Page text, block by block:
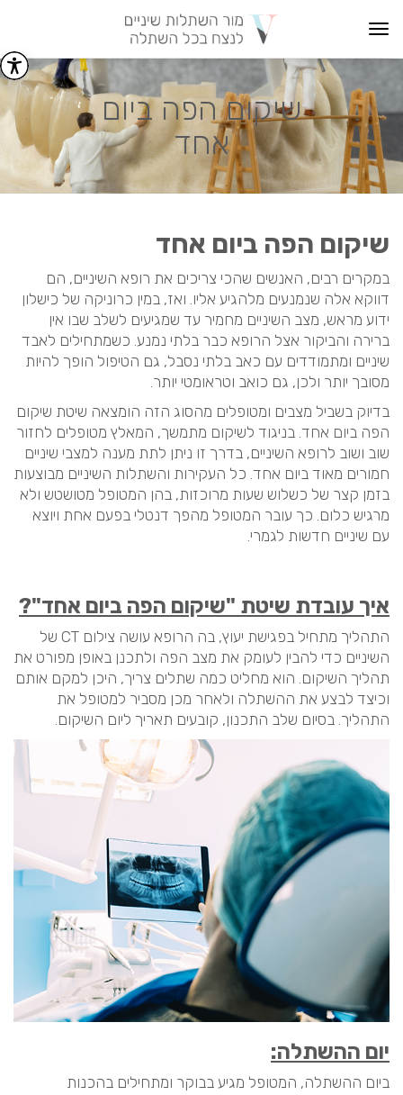
Toggle
שיקום הפה ביום
אחד
שיקום הפה ביום אחד
במקרים רבים, האנשים שהכי צריכים את רופא השיניים, הם
דווקא אלה שנמנעים מלהגיע אליו. ואז, במין כרוניקה של כישלון
ידוע מראש, מצב השיניים מחמיר עד שמגיעים לשלב שבו אין
ברירה והביקור אצל הרופא כבר בלתי נמנע. כשמתחילים לאבד
שיניים ומתמודדים עם כאב בלתי נסבל, גם הטיפול הופך להיות
מסובך יותר ולכן, גם כואב וטראומטי יותר.
בדיוק בשביל מצבים ומטופלים מהסוג הזה הומצאה שיטת שיקום
הפה ביום אחד. בניגוד לשיקום מתמשך, המאלץ מטופלים לחזור
שוב ושוב לרופא השיניים, בדרך זו ניתן לתת מענה למצבי שיניים
חמורים מאוד ביום אחד. כל העקירות והשתלות השיניים מבוצעות
בזמן קצר של כשלוש שעות מרוכזות, בהן המטופל מטושטש ולא
מרגיש כלום. כך עובר המטופל מהפך דנטלי בפעם אחת ויוצא
עם שיניים חדשות לגמרי.
איך עובדת שיטת "שיקום הפה ביום אחד"?
התהליך מתחיל בפגישת יעוץ, בה הרופא עושה צילום CT של
השיניים כדי להבין לעומק את מצב הפה ולתכנן באופן מפורט את
תהליך השיקום. הוא מחליט כמה שתלים צריך, היכן למקם אותם
וכיצד לבצע את ההשתלה ולאחר מכן מסביר למטופל את
התהליך. בסיום שלב התכנון, קובעים תאריך ליום השיקום.
יום ההשתלה:
ביום ההשתלה, המטופל מגיע בבוקר ומתחילים בהכנות